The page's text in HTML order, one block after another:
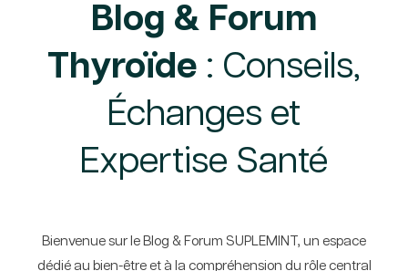
Blog & Forum
Thyroïde : Conseils,
Échanges et
Expertise Santé
Bienvenue sur le Blog & Forum SUPLEMINT, un espace
dédié au bien-être et à la compréhension du rôle central